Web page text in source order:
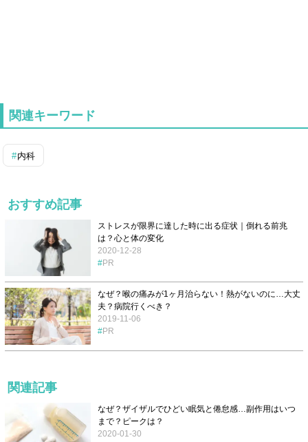
関連キーワード
内科
おすすめ記事
ストレスが限界に達した時に出る症状｜倒れる前兆
は？心と体の変化
2020-12-28
PR
なぜ？喉の痛みが1ヶ月治らない！熱がないのに…大丈
夫？病院行くべき？
2019-11-06
PR
関連記事
なぜ？ザイザルでひどい眠気と倦怠感…副作用はいつ
まで？ピークは？
2020-01-30